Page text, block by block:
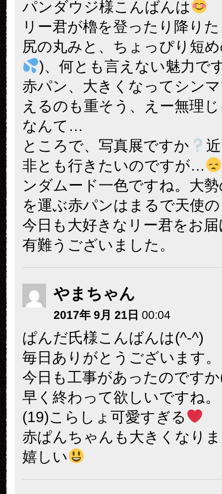
パンダウジ様こんばんは
リー君が櫓を登ったり降り
尻の丸みと、ちょっぴり短
)、何とも言えない魅力で
赤パン、大きくなってシン
えるのも重そう、えー無理
なんて…
ところで、写真展ですか
非とも行きたいのですが…
ンダムード一色ですね。大
を運ぶ赤パンはまるで天使
今日も大好きなリー君をお
有難うございました。
やまちゃん
2017年 9月 21日 00:04
ぱんだ氏様こんばんは(^-^)
毎日ありがとうございます。
今日も工事があったのです
早く終わって欲しいですね。
(19)こらしょ可愛すぎる
赤ぱんちゃんも大きくなり
嬉しい